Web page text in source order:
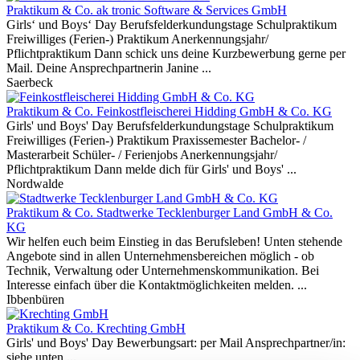
Praktikum & Co. ak tronic Software & Services GmbH
Girls‘ und Boys‘ Day Berufsfelderkundungstage Schulpraktikum
Freiwilliges (Ferien-) Praktikum Anerkennungsjahr/
Pflichtpraktikum Dann schick uns deine Kurzbewerbung gerne per
Mail. Deine Ansprechpartnerin Janine ...
Saerbeck
Praktikum & Co. Feinkostfleischerei Hidding GmbH & Co. KG
Girls' und Boys' Day Berufsfelderkundungstage Schulpraktikum
Freiwilliges (Ferien-) Praktikum Praxissemester Bachelor- /
Masterarbeit Schüler- / Ferienjobs Anerkennungsjahr/
Pflichtpraktikum Dann melde dich für Girls' und Boys' ...
Nordwalde
Praktikum & Co. Stadtwerke Tecklenburger Land GmbH & Co.
KG
Wir helfen euch beim Einstieg in das Berufsleben! Unten stehende
Angebote sind in allen Unternehmensbereichen möglich - ob
Technik, Verwaltung oder Unternehmenskommunikation. Bei
Interesse einfach über die Kontaktmöglichkeiten melden. ...
Ibbenbüren
Praktikum & Co. Krechting GmbH
Girls' und Boys' Day Bewerbungsart: per Mail Ansprechpartner/in:
siehe unten ...